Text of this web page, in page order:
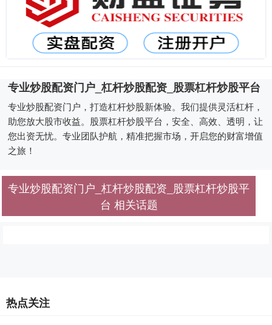
专业炒股配资门户_杠杆炒股配资_股票杠杆炒股平台
专业炒股配资门户，打造杠杆炒股新体验。我们提供灵活杠杆，
助您放大股市收益。股票杠杆炒股平台，安全、高效、透明，让
您出资无忧。专业团队护航，精准把握市场，开启您的财富增值
之旅！
专业炒股配资门户_杠杆炒股配资_股票杠杆炒股平
台 相关话题
热点关注